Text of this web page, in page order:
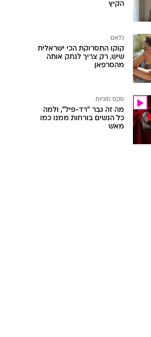
הקיץ
גלאם
קוקו התסרוקת הכי ישראלית
שיש, רק צריך לנתק אותה
מהסרפאן
סקס וזוגיות
מה זה גבר "רד-פיל", ולמה
כל הנשים בורחות ממנו כמו
מאש